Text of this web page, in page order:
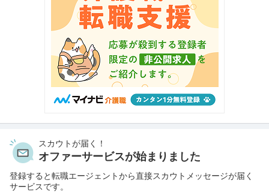
スカウトが届く！
オファーサービスが始まりました
登録すると転職エージェントから直接スカウトメッセージが届く
サービスです。